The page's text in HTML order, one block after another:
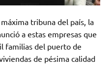
tribuna del país, la
a estas empresas que
familias del puerto de
de pésima calidad